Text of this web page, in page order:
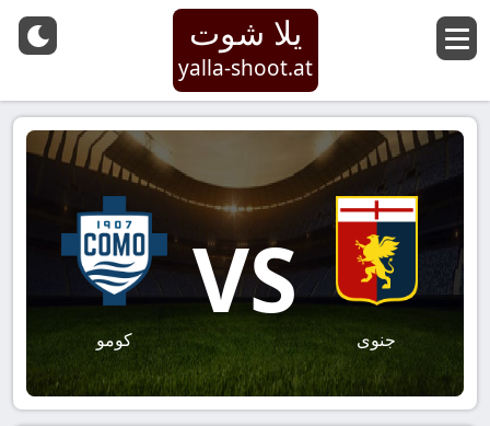
يلا شوت
yalla-shoot.at
جنوى
VS
كومو